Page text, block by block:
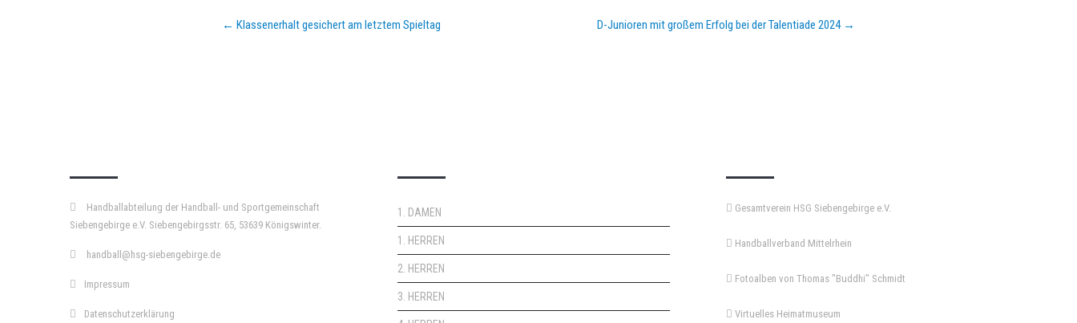
Post
navigation
← Klassenerhalt gesichert am letztem Spieltag D-Junioren mit großem Erfolg bei der Talentiade 2024 →
Handballabteilung der Handball- und Sportgemeinschaft
Siebengebirge e.V. Siebengebirgsstr. 65, 53639 Königswinter.
handball@hsg-siebengebirge.de
Impressum
Datenschutzerklärung
1. DAMEN
1. HERREN
2. HERREN
3. HERREN
Gesamtverein HSG Siebengebirge e.V.
Handballverband Mittelrhein
Fotoalben von Thomas "Buddhi" Schmidt
Virtuelles Heimatmuseum